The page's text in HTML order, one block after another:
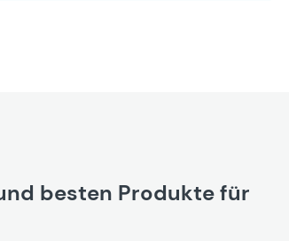
besten Produkte für